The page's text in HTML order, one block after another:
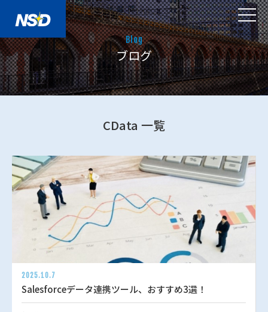
Blog
ブログ
CData 一覧
2025.10.7
Salesforceデータ連携ツール、おすすめ3選！